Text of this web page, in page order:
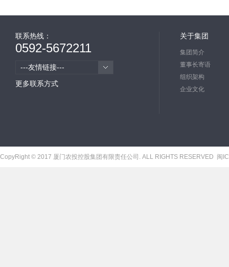
关于集团
集团简介
董事长寄语
组织架构
企业文化
联系热线：
0592-5672211
---友情链接---
更多联系方式
CopyRight © 2017 厦门农投控股集团有限责任公司. ALL RIGHTS RESERVED 闽